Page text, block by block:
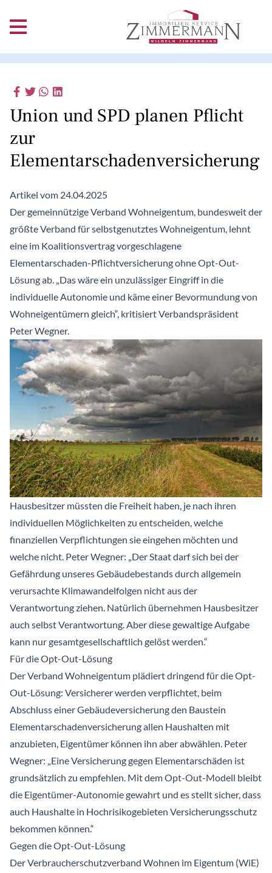
Union und SPD planen Pflicht
zur
Elementarschadenversicherung
Artikel vom 24.04.2025
Der gemeinnützige Verband Wohneigentum, bundesweit der
größte Verband für selbstgenutztes Wohneigentum, lehnt
eine im Koalitionsvertrag vorgeschlagene
Elementarschaden-Pflichtversicherung ohne Opt-Out-
Lösung ab. „Das wäre ein unzulässiger Eingriff in die
individuelle Autonomie und käme einer Bevormundung von
Wohneigentümern gleich“, kritisiert Verbandspräsident
Peter Wegner.
Hausbesitzer müssten die Freiheit haben, je nach ihren
individuellen Möglichkeiten zu entscheiden, welche
finanziellen Verpflichtungen sie eingehen möchten und
welche nicht. Peter Wegner: „Der Staat darf sich bei der
Gefährdung unseres Gebäudebestands durch allgemein
verursachte Klimawandelfolgen nicht aus der
Verantwortung ziehen. Natürlich übernehmen Hausbesitzer
auch selbst Verantwortung. Aber diese gewaltige Aufgabe
kann nur gesamtgesellschaftlich gelöst werden.“
Für die Opt-Out-Lösung
Der Verband Wohneigentum plädiert dringend für die Opt-
Out-Lösung: Versicherer werden verpflichtet, beim
Abschluss einer Gebäudeversicherung den Baustein
Elementarschadenversicherung allen Haushalten mit
anzubieten, Eigentümer können ihn aber abwählen. Peter
Wegner: „Eine Versicherung gegen Elementarschäden ist
grundsätzlich zu empfehlen. Mit dem Opt-Out-Modell bleibt
die Eigentümer-Autonomie gewahrt und es stellt sicher, dass
auch Haushalte in Hochrisikogebieten Versicherungsschutz
bekommen können.“
Gegen die Opt-Out-Lösung
Der Verbraucherschutzverband Wohnen im Eigentum (WiE)